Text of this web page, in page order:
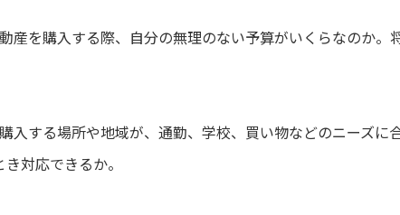
産を購入する際、自分の無理のない予算がいくらなのか。
入する場所や地域が、通勤、学校、買い物などのニーズに
対応できるか。